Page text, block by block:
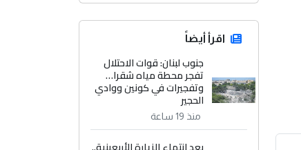
اقرأ أيضاً
جنوب لبنان: قوات الاحتلال
تفجر محطة مياه شقرا…
وتفجيرات في كونين ووادي
الحجير
منذ 19 ساعة